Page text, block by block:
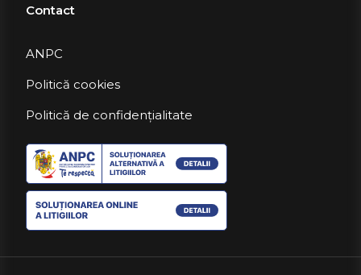
Contact
ANPC
Politică cookies
Politică de confidențialitate